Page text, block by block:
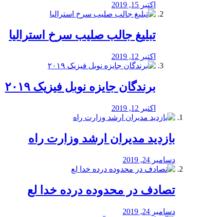
اکتبر 15, 2019
تبلیغ جالب صلیب سرخ استرالیا
اکتبر 12, 2019
برندگان جایزه نوبل فیزیک ۲۰۱۹
اکتبر 12, 2019
بازدید مدیران ارشد وزارت راه
دسامبر 24, 2019
تصادف در محدوده درده خدا لع
دسامبر 24, 2019